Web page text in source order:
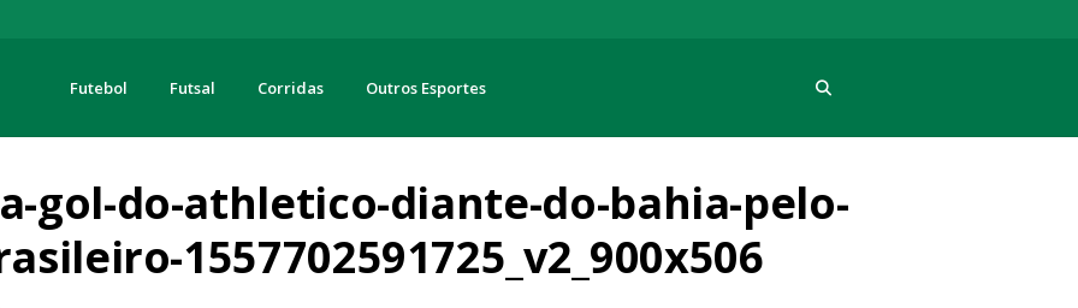
Futebol Futsal Corridas Outros Esportes
gol-do-athletico-diante-do-bahia-pelo-
1557702591725_v2_900x506